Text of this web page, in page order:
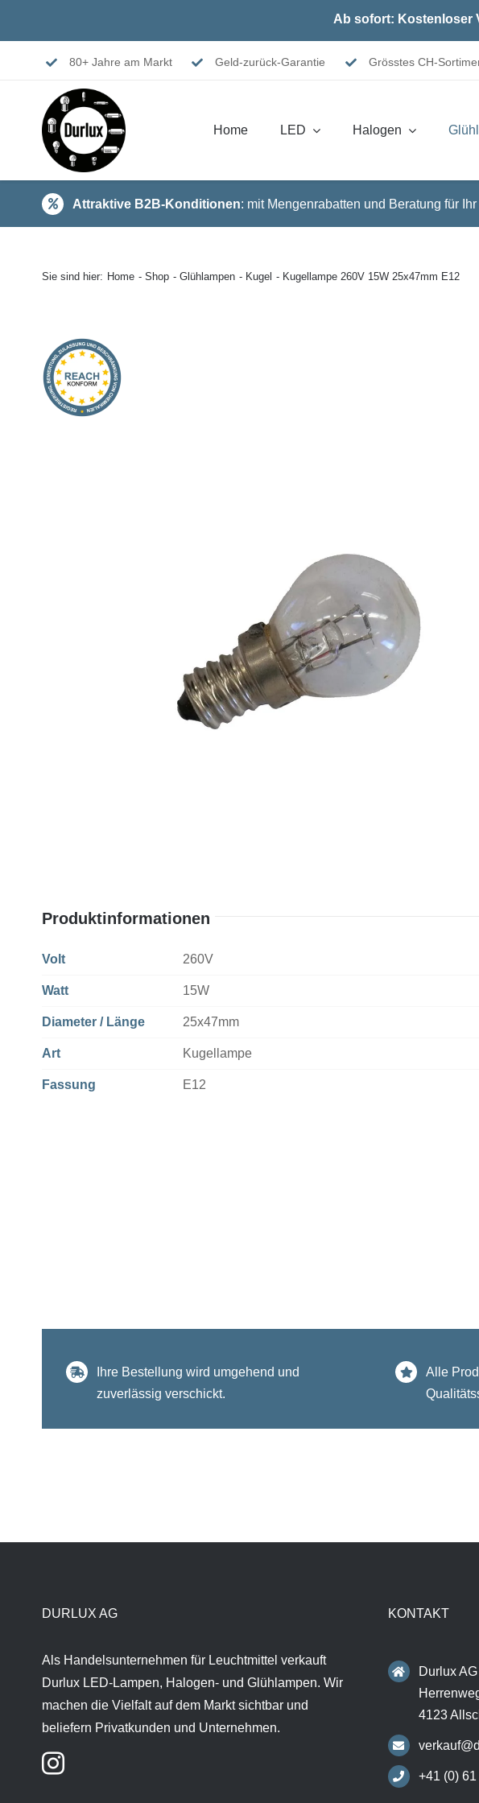
Ab sofort: Kostenloser
80+ Jahre am Markt Geld-zurück-Garantie Grösstes CH-
Home LED Halogen
Attraktive B2B-Konditionen: mit Mengenrabatten und Beratung für
Sie sind hier: Home Shop Glühlampen Kugel Kugellampe 260V 15W 25x47mm E12
Produktinformationen
Volt 260V
Watt 15W
Diameter / Länge 25x47mm
Art Kugellampe
Fassung E12
Ihre Bestellung wird umgehend und
zuverlässig verschickt.
Alle
DURLUX AG
Als Handelsunternehmen für Leuchtmittel verkauft
Durlux LED-Lampen, Halogen- und Glühlampen. Wir
machen die Vielfalt auf dem Markt sichtbar und
beliefern Privatkunden und Unternehmen.
KONTAKT
Durlux AG
4123
+41 (0)